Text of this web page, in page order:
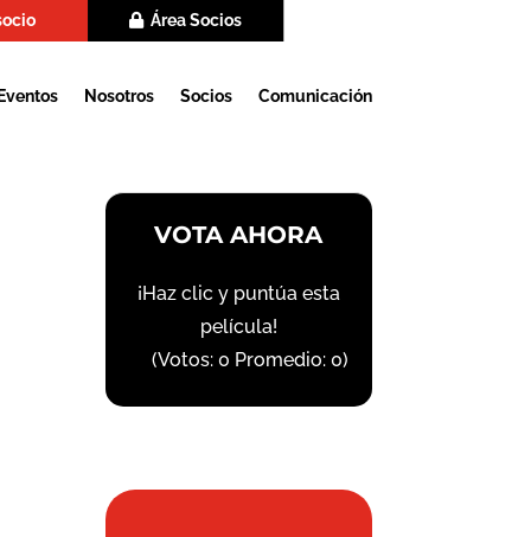
Área Socios
Eventos Nosotros Socios Comunicación
VOTA AHORA
¡Haz clic y puntúa esta
película!
(Votos:0 Promedio:0)